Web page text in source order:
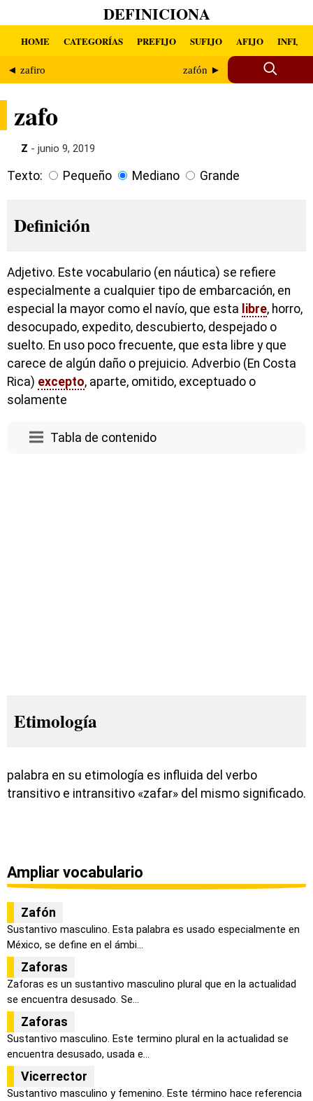
DEFINICIONA
HOME CATEGORÍAS PREFIJO SUFIJO AFIJO INFIJO
◄ zafiro zafón ►
zafo
Z - junio 9, 2019
Texto: Pequeño Mediano Grande
Definición
Adjetivo. Este vocabulario (en náutica) se refiere
especialmente a cualquier tipo de embarcación, en
especial la mayor como el navío, que esta libre, horro,
desocupado, expedito, descubierto, despejado o
suelto. En uso poco frecuente, que esta libre y que
carece de algún daño o prejuicio. Adverbio (En Costa
Rica) excepto, aparte, omitido, exceptuado o
solamente
Tabla de contenido
Etimología
palabra en su etimología es influida del verbo
transitivo e intransitivo «zafar» del mismo significado.
Ampliar vocabulario
Zafón
Sustantivo masculino. Esta palabra es usado especialmente en
México, se define en el ámbi...
Zaforas
Zaforas es un sustantivo masculino plural que en la actualidad
se encuentra desusado. Se...
Zaforas
Sustantivo masculino. Este termino plural en la actualidad se
encuentra desusado, usada e...
Vicerrector
Sustantivo masculino y femenino. Este término hace referencia